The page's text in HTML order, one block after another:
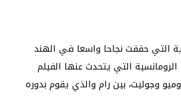
التي حققت نجاحا واسعا في الهند
التي يتحدث عنها الفيلم
وجوليت، بين رام والذي يقوم بدوره